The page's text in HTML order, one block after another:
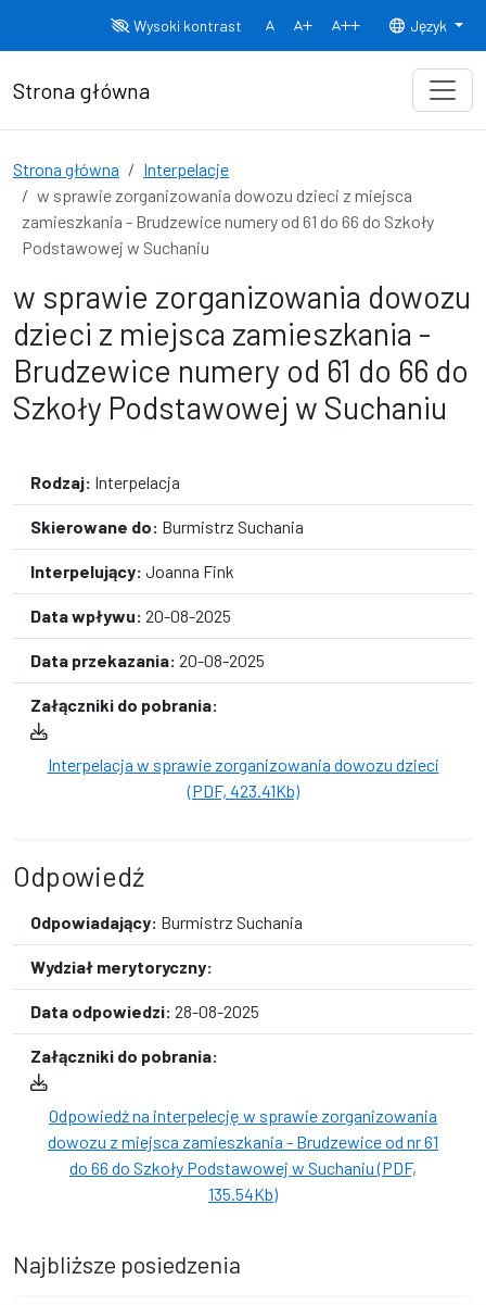
Wysoki kontrast
Normalny rozmiar czcionki
Rozmiar czcionki 150% Rozmiar
Język
Strona główna
Strona główna
Interpelacje
w sprawie zorganizowania dowozu dzieci z miejsca
zamieszkania - Brudzewice numery od 61 do 66 do Szkoły
Podstawowej w Suchaniu
w sprawie zorganizowania dowozu
dzieci z miejsca zamieszkania -
Brudzewice numery od 61 do 66 do
Szkoły Podstawowej w Suchaniu
Rodzaj: Interpelacja
Skierowane do: Burmistrz Suchania
Interpelujący: Joanna Fink
Data wpływu: 20-08-2025
Data przekazania: 20-08-2025
Załączniki do pobrania:
Interpelacja w sprawie zorganizowania dowozu dzieci
(PDF, 423.41Kb)
Odpowiedź
Odpowiadający: Burmistrz Suchania
Wydział merytoryczny:
Data odpowiedzi: 28-08-2025
Załączniki do pobrania:
Odpowiedź na interpelecję w sprawie zorganizowania
dowozu z miejsca zamieszkania - Brudzewice od nr 61
do 66 do Szkoły Podstawowej w Suchaniu (PDF,
135.54Kb)
Najbliższe posiedzenia